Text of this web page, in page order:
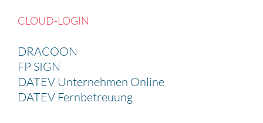
CLOUD-LOGIN
DRACOON
FP SIGN
DATEV Unternehmen Online
DATEV Fernbetreuung